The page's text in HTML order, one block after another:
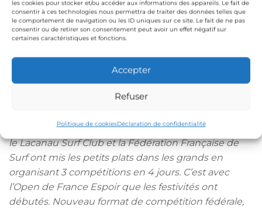
les cookies pour stocker et/ou accéder aux informations des appareils. Le fait de
consentir à ces technologies nous permettra de traiter des données telles que
le comportement de navigation ou les ID uniques sur ce site. Le fait de ne pas
consentir ou de retirer son consentement peut avoir un effet négatif sur
certaines caractéristiques et fonctions.
Accepter
Refuser
Politique de cookiesDéclaration de confidentialité
JUIL
Open de France Espoir
[photos: WeCreative]La semaine dernière
le Lacanau Surf Club et la Fédération Française de
Surf ont mis les petits plats dans les grands en
organisant 3 compétitions en 4 jours. C’est avec
l’Open de France Espoir que les festivités ont
débutés. Nouveau format de compétition fédérale,